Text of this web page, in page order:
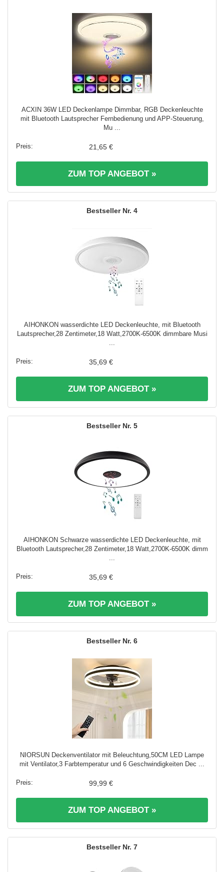
ACXIN 36W LED Deckenlampe Dimmbar, RGB Deckenleuchte
mit Bluetooth Lautsprecher Fernbedienung und APP-Steuerung,
Mu ...
21,65 €
ZUM TOP ANGEBOT »
4
AIHONKON wasserdichte LED Deckenleuchte, mit Bluetooth
Lautsprecher,28 Zentimeter,18 Watt,2700K-6500K dimmbare Musi
35,69 €
ZUM TOP ANGEBOT »
5
AIHONKON Schwarze wasserdichte LED Deckenleuchte, mit
Bluetooth Lautsprecher,28 Zentimeter,18 Watt,2700K-6500K dimm
35,69 €
ZUM TOP ANGEBOT »
6
NIORSUN Deckenventilator mit Beleuchtung,50CM LED Lampe
mit Ventilator,3 Farbtemperatur und 6 Geschwindigkeiten Dec ...
99,99 €
ZUM TOP ANGEBOT »
7